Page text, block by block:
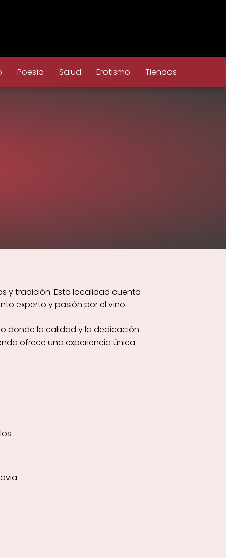
Poesía Salud Erotismo Tiendas
y tradición. Esta localidad cuenta
experto y pasión por el vino.
donde la calidad y la dedicación
ofrece una experiencia única.